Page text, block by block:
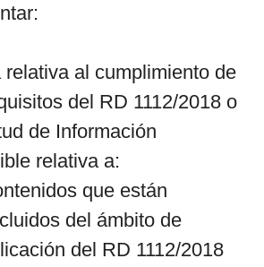
relativa al cumplimiento de
del RD 1112/2018 o
de Información
relativa a:
que están
del ámbito de
del RD 1112/2018